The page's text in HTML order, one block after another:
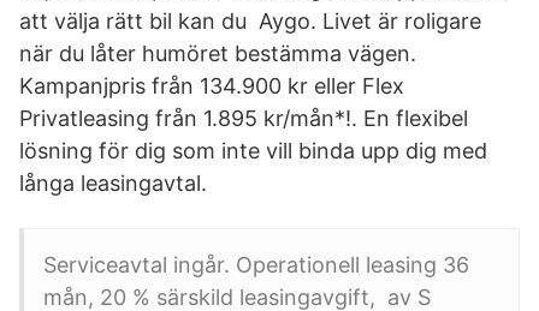
att välja rätt bil kan du Aygo. Livet är roligare
när du låter humöret bestämma vägen.
Kampanjpris från 134.900 kr eller Flex
Privatleasing från 1.895 kr/mån*!. En flexibel
lösning för dig som inte vill binda upp dig med
långa leasingavtal.
Serviceavtal ingår. Operationell leasing 36
mån, 20 % särskild leasingavgift, av S